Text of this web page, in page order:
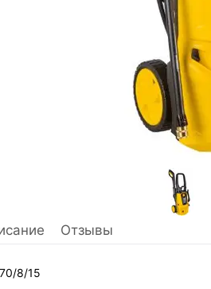
Отзывы
70/8/15